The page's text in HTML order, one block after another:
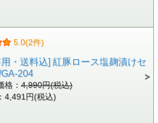
5.0(2件)
用・送料込] 紅豚ロース塩麹漬けセ
GA-204
格：4,990円(税込)
4,491円(税込)